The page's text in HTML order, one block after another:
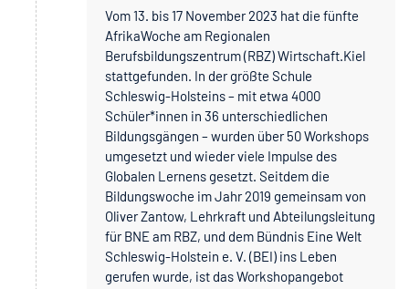
Vom 13. bis 17 November 2023 hat die fünfte
AfrikaWoche am Regionalen
Berufsbildungszentrum (RBZ) Wirtschaft.Kiel
stattgefunden. In der größte Schule
Schleswig-Holsteins – mit etwa 4000
Schüler*innen in 36 unterschiedlichen
Bildungsgängen – wurden über 50 Workshops
umgesetzt und wieder viele Impulse des
Globalen Lernens gesetzt. Seitdem die
Bildungswoche im Jahr 2019 gemeinsam von
Oliver Zantow, Lehrkraft und Abteilungsleitung
für BNE am RBZ, und dem Bündnis Eine Welt
Schleswig-Holstein e. V. (BEI) ins Leben
gerufen wurde, ist das Workshopangebot